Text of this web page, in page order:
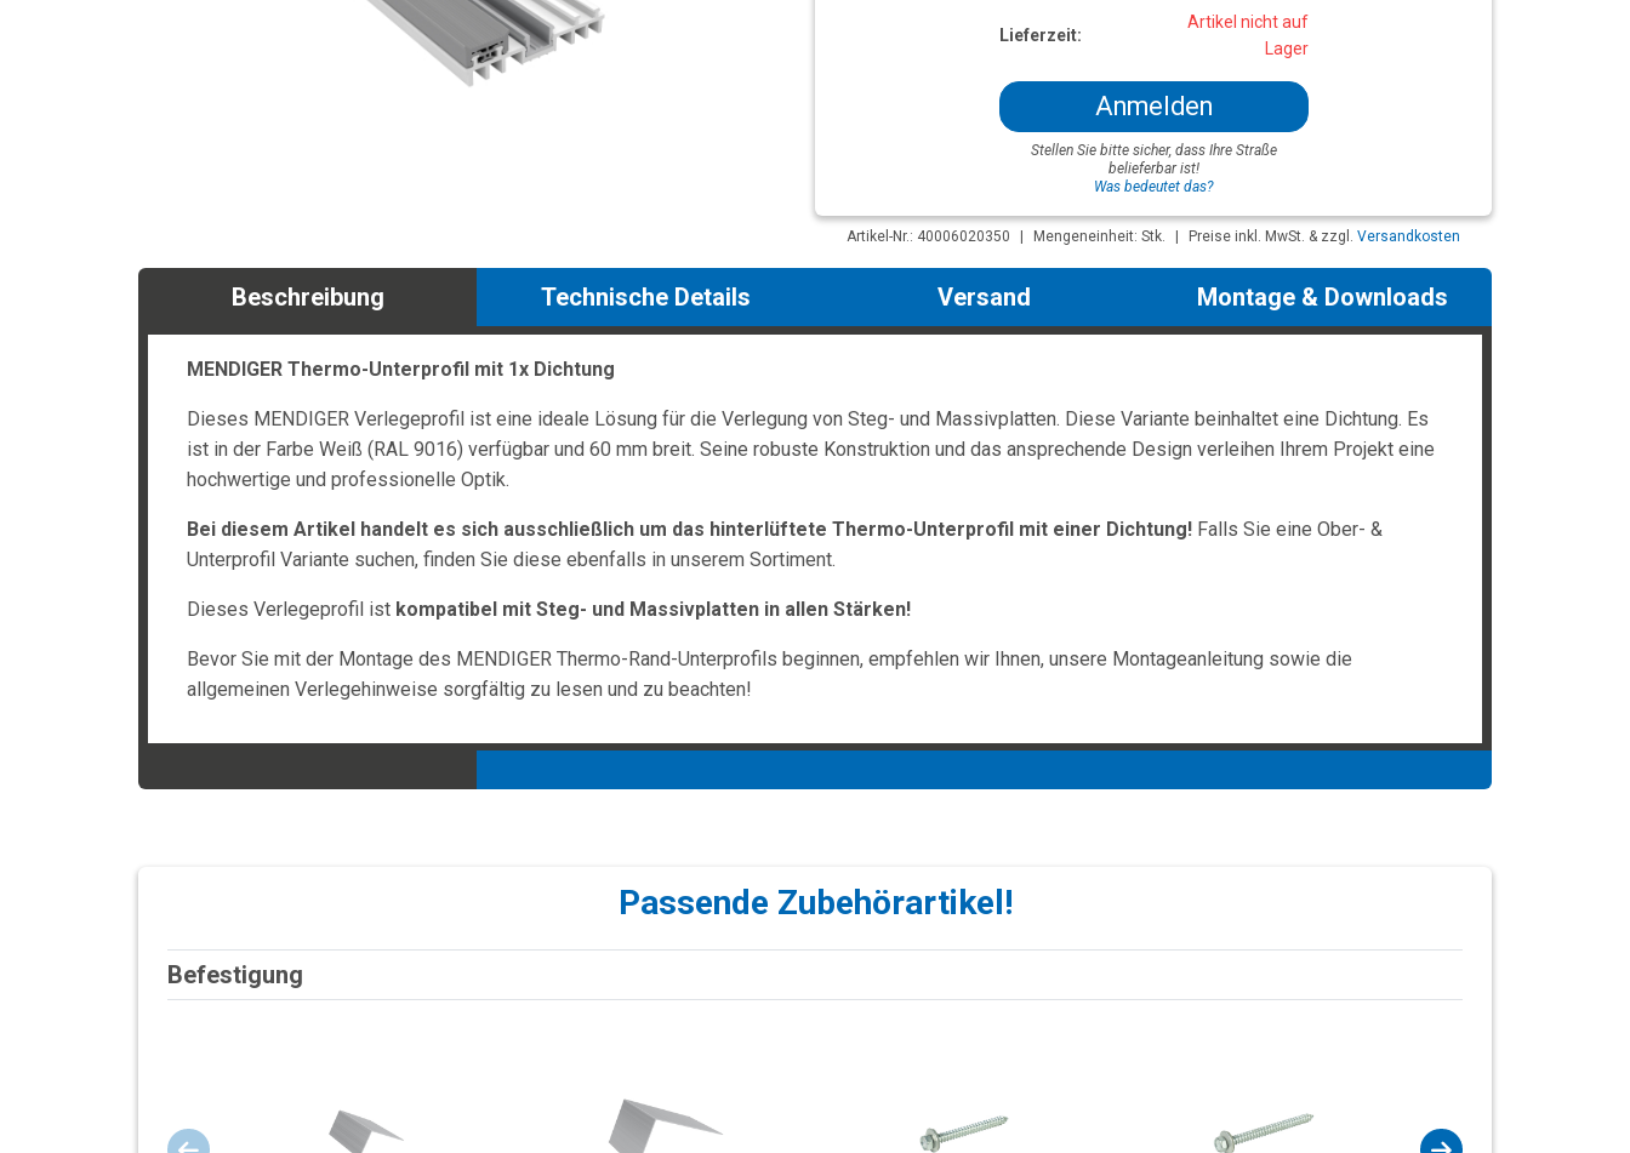
Lieferzeit:
Artikel nicht auf
Lager
Anmelden
Stellen Sie bitte sicher, dass Ihre Straße
belieferbar ist!
Was bedeutet das?
Artikel-Nr.: 40006020350 Mengeneinheit: Stk. Preise inkl. MwSt. & zzgl. Versandkosten
Beschreibung Technische Details Versand Montage & Downloads
MENDIGER Thermo-Unterprofil mit 1x Dichtung
Dieses MENDIGER Verlegeprofil ist eine ideale Lösung für die Verlegung von Steg- und Massivplatten. Diese Variante beinhaltet eine Dichtung. Es
ist in der Farbe Weiß (RAL 9016) verfügbar und 60 mm breit. Seine robuste Konstruktion und das ansprechende Design verleihen Ihrem Projekt eine
hochwertige und professionelle Optik.
Bei diesem Artikel handelt es sich ausschließlich um das hinterlüftete Thermo-Unterprofil mit einer Dichtung!Falls Sie eine Ober- &
Unterprofil Variante suchen, finden Sie diese ebenfalls in unserem Sortiment.
Dieses Verlegeprofil ist kompatibel mit Steg- und Massivplatten in allen Stärken!
Bevor Sie mit der Montage des MENDIGER Thermo-Rand-Unterprofils beginnen, empfehlen wir Ihnen, unsere Montageanleitung sowie die
allgemeinen Verlegehinweise sorgfältig zu lesen und zu beachten!
Passende Zubehörartikel!
Befestigung